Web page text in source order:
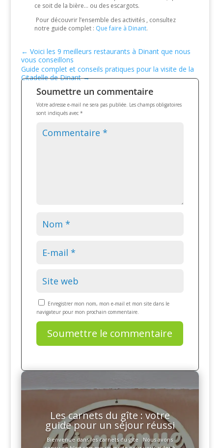
ce soit de la bière… ou des escargots.
Pour découvrir l’ensemble des activités , consultez
notre guide complet : Que faire à Dinant.
← Voici les 9 meilleurs restaurants à Dinant que nous
vous conseillons
Guide complet et conseils pratiques pour la visite de la
Citadelle de Dinant→
Soumettre un commentaire
Votre adresse e-mail ne sera pas publiée. Les champs obligatoires
sont indiqués avec *
Enregistrer mon nom, mon e-mail et mon site dans le
navigateur pour mon prochain commentaire.
Soumettre le commentaire
Que faire à Dinant lorsqu’il
pleut ?
À Dinant, comme partout en Belgique, la pluie